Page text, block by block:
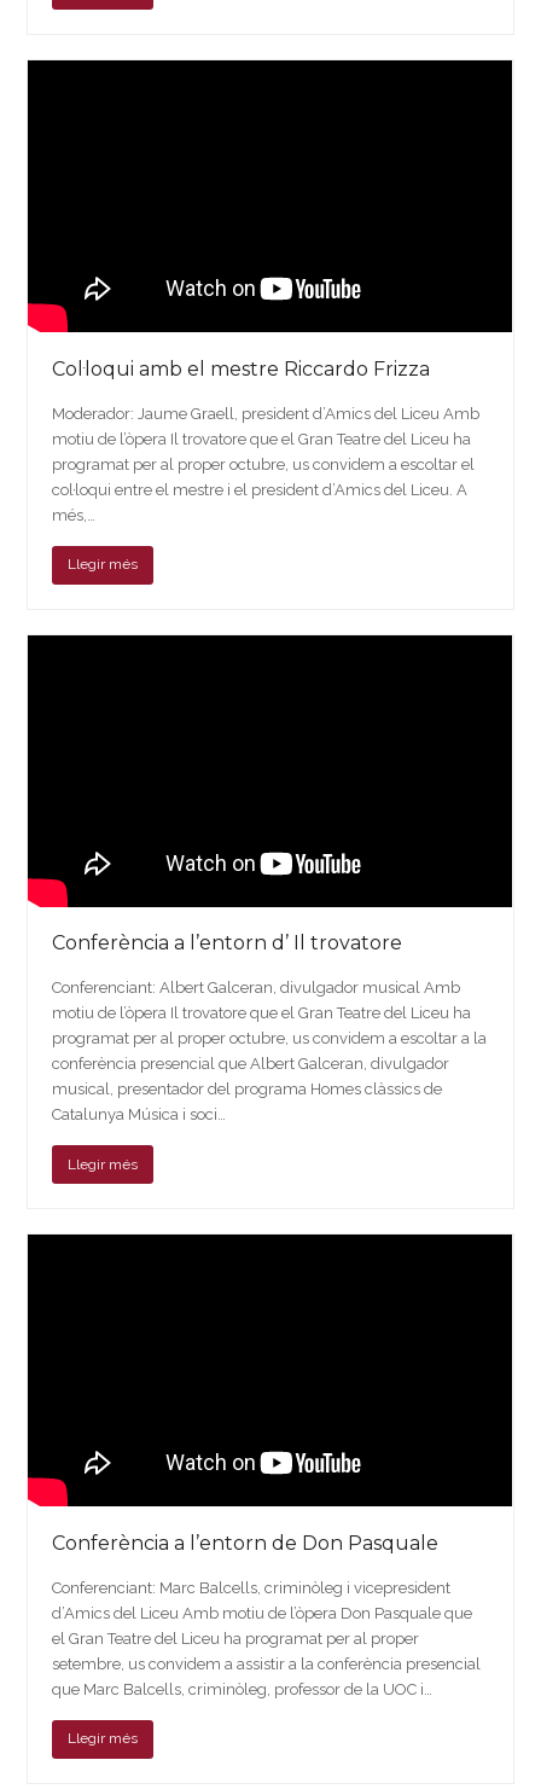
Col·loqui amb el mestre Riccardo Frizza
Moderador: Jaume Graell, president d’Amics del Liceu Amb
motiu de l’òpera Il trovatore que el Gran Teatre del Liceu ha
programat per al proper octubre, us convidem a escoltar el
col·loqui entre el mestre i el president d’Amics del Liceu. A
més,…
Llegir més
Conferència a l’entorn d’ Il trovatore
Conferenciant: Albert Galceran, divulgador musical Amb
motiu de l’òpera Il trovatore que el Gran Teatre del Liceu ha
programat per al proper octubre, us convidem a escoltar a la
conferència presencial que Albert Galceran, divulgador
musical, presentador del programa Homes clàssics de
Catalunya Música i soci…
Llegir més
Conferència a l’entorn de Don Pasquale
Conferenciant: Marc Balcells, criminòleg i vicepresident
d’Amics del Liceu Amb motiu de l’òpera Don Pasquale que
el Gran Teatre del Liceu ha programat per al proper
setembre, us convidem a assistir a la conferència presencial
que Marc Balcells, criminòleg, professor de la UOC i…
Llegir més